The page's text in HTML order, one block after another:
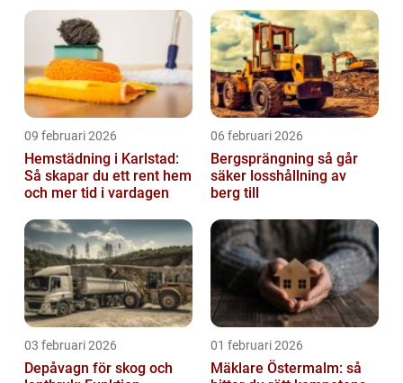
09 februari 2026
Hemstädning i Karlstad:
Så skapar du ett rent hem
och mer tid i vardagen
06 februari 2026
Bergsprängning så går
säker losshållning av
berg till
03 februari 2026
Depåvagn för skog och
01 februari 2026
Mäklare Östermalm: så